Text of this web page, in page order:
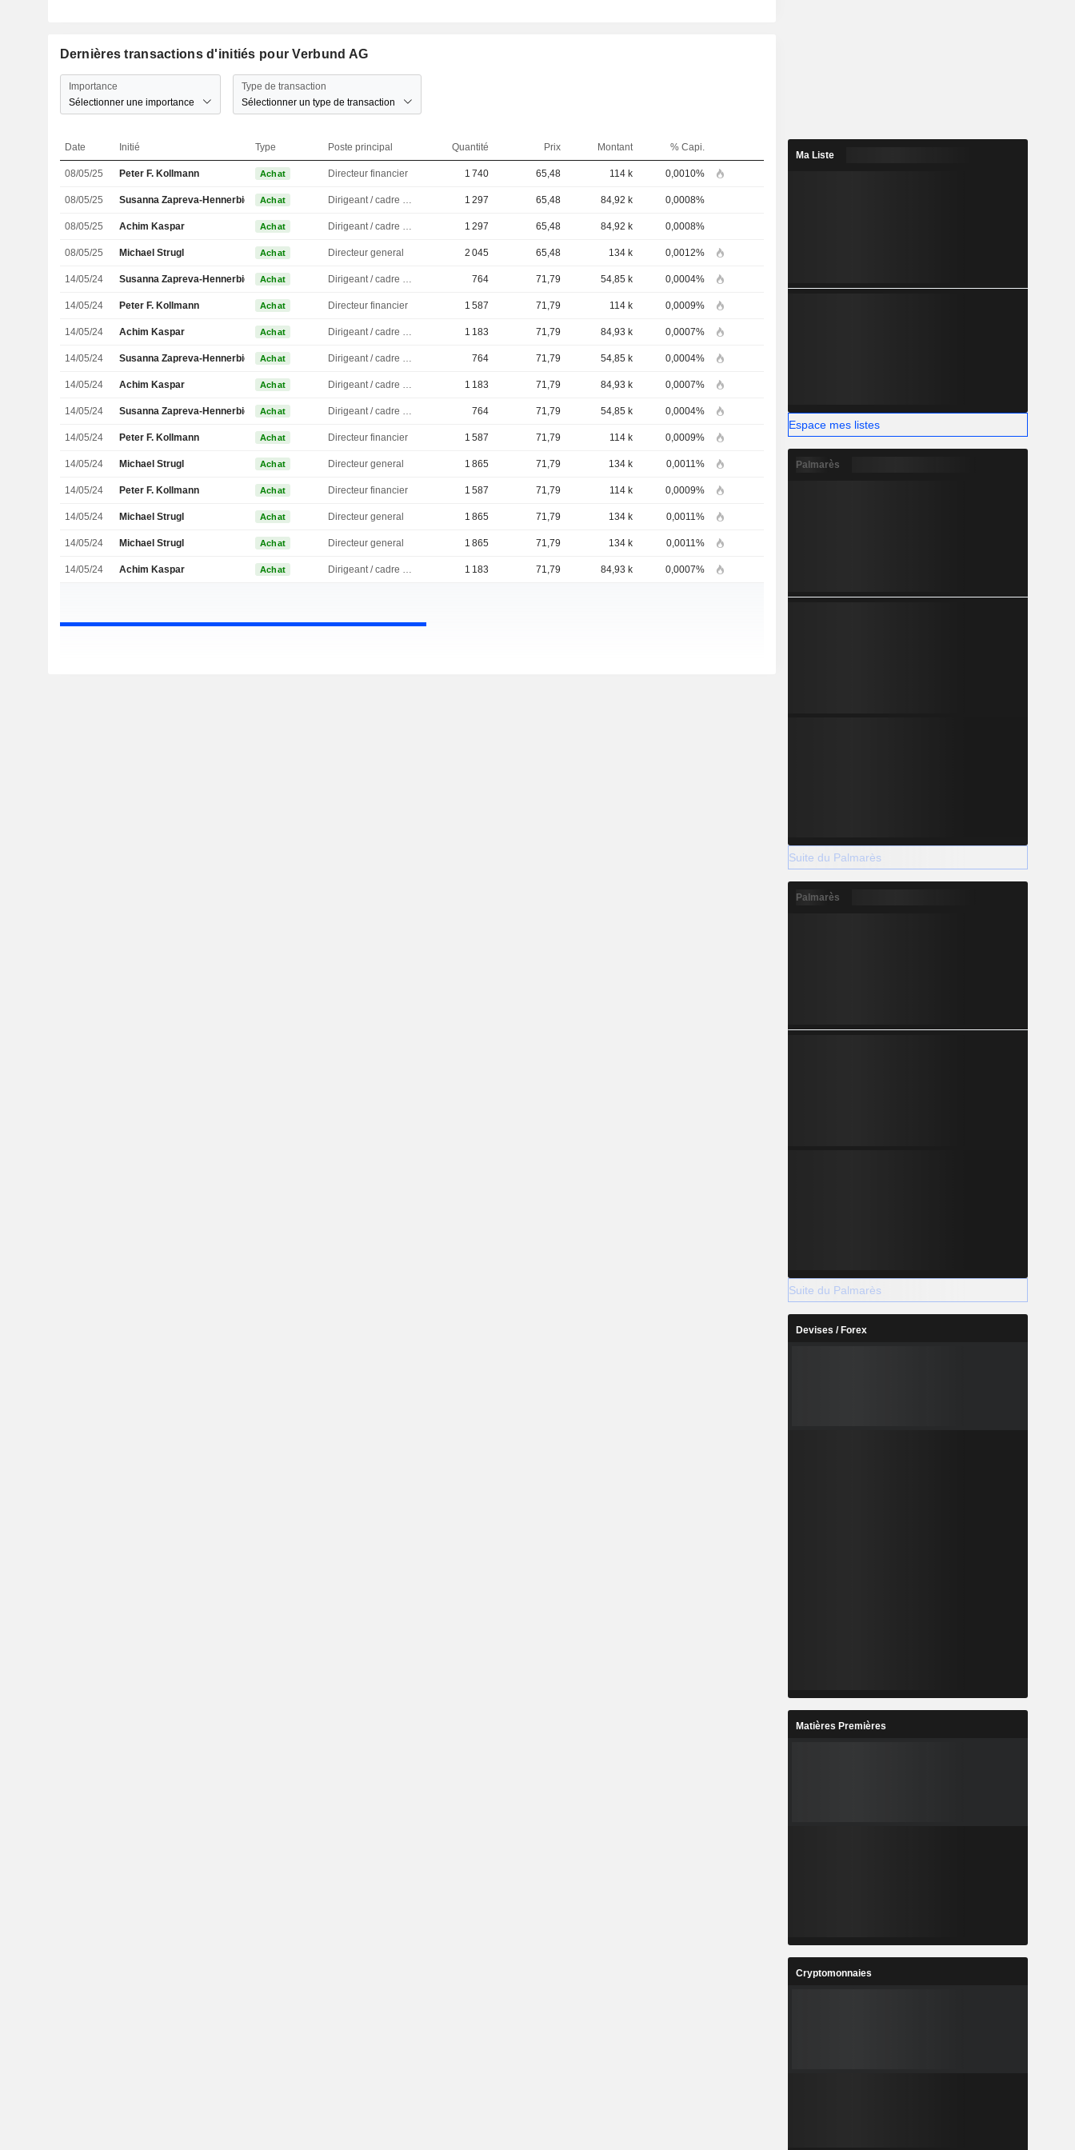
Dernières transactions d'initiés pour Verbund AG
Importance
Sélectionner une importance
Type de transaction
Sélectionner un type de transaction
Date Initié Type Poste principal Quantité Prix Montant % Capi.
08/05/25 Peter F. Kollmann Achat Directeur financier 1 740 65,48 114 k 0,0010%
08/05/25 Susanna Zapreva-HennerbichlerAchat Dirigeant / cadre principal 1 297 65,48 84,92 k 0,0008%
08/05/25 Achim Kaspar Achat Dirigeant / cadre principal 1 297 65,48 84,92 k 0,0008%
08/05/25 Michael Strugl Achat Directeur general 2 045 65,48 134 k 0,0012%
14/05/24 Susanna Zapreva-HennerbichlerAchat Dirigeant / cadre principal 764 71,79 54,85 k 0,0004%
14/05/24 Peter F. Kollmann Achat Directeur financier 1 587 71,79 114 k 0,0009%
14/05/24 Achim Kaspar Achat Dirigeant / cadre principal 1 183 71,79 84,93 k 0,0007%
14/05/24 Susanna Zapreva-HennerbichlerAchat Dirigeant / cadre principal 764 71,79 54,85 k 0,0004%
14/05/24 Achim Kaspar Achat Dirigeant / cadre principal 1 183 71,79 84,93 k 0,0007%
14/05/24 Susanna Zapreva-HennerbichlerAchat Dirigeant / cadre principal 764 71,79 54,85 k 0,0004%
14/05/24 Peter F. Kollmann Achat Directeur financier 1 587 71,79 114 k 0,0009%
14/05/24 Michael Strugl Achat Directeur general 1 865 71,79 134 k 0,0011%
14/05/24 Peter F. Kollmann Achat Directeur financier 1 587 71,79 114 k 0,0009%
14/05/24 Michael Strugl Achat Directeur general 1 865 71,79 134 k 0,0011%
14/05/24 Michael Strugl Achat Directeur general 1 865 71,79 134 k 0,0011%
14/05/24 Achim Kaspar Achat Dirigeant / cadre principal 1 183 71,79 84,93 k 0,0007%
Ma Liste
Espace mes listes
Palmarès
Suite du Palmarès
Palmarès
Suite du Palmarès
Devises / Forex
Matières Premières
Cryptomonnaies